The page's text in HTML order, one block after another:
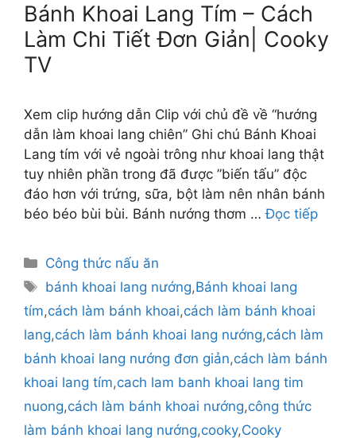
Bánh Khoai Lang Tím – Cách
Làm Chi Tiết Đơn Giản| Cooky
TV
Xem clip hướng dẫn Clip với chủ đề về “hướng
dẫn làm khoai lang chiên” Ghi chú Bánh Khoai
Lang tím với vẻ ngoài trông như khoai lang thật
tuy nhiên phần trong đã được ”biến tấu” độc
đáo hơn với trứng, sữa, bột làm nên nhân bánh
béo béo bùi bùi. Bánh nướng thơm …Đọc tiếp
Danh
mục
Công thức nấu ăn
Thẻ
bánh khoai lang nướng,Bánh khoai lang
tím,cách làm bánh khoai,cách làm bánh khoai
lang,cách làm bánh khoai lang nướng,cách làm
bánh khoai lang nướng đơn giản,cách làm bánh
khoai lang tím,cach lam banh khoai lang tim
nuong,cách làm bánh khoai nướng,công thức
làm bánh khoai lang nướng,cooky,Cooky